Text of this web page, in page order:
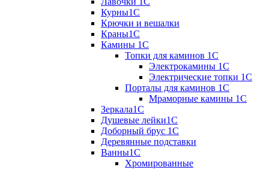
Курны1С
Крючки и вешалки
Краны1С
Камины 1C
Топки для каминов 1C
Электрокамины 1С
Электрические топки 1C
Порталы для каминов 1С
Мраморные камины 1C
Зеркала1С
Душевые лейки1С
Доборный брус 1С
Деревянные подставки
Ванны1С
Хромированные